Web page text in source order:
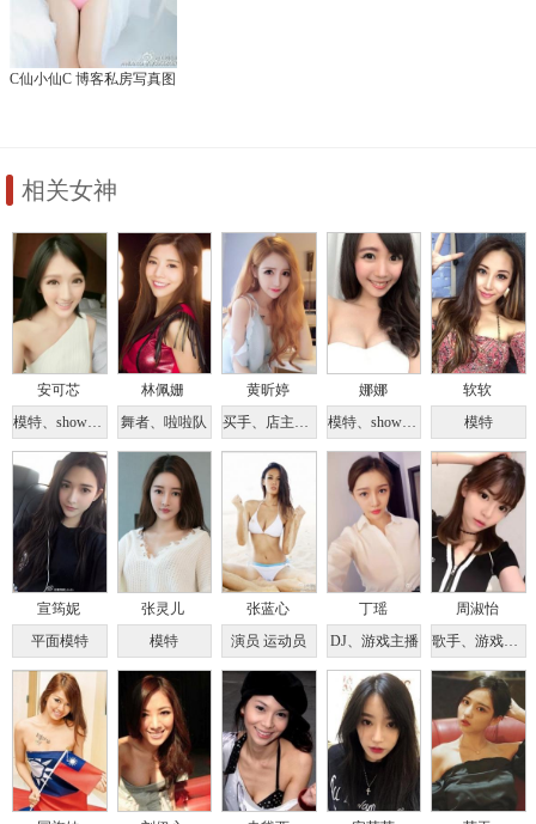
C仙小仙C 博客私房写真图
相关女神
安可芯
模特、showgirl
林佩姗
舞者、啦啦队
黄昕婷
买手、店主、模特
娜娜
模特、showgirl、钢琴教师、教师助理
软软
模特
宣筠妮
平面模特
张灵儿
模特
张蓝心
演员 运动员
丁瑶
DJ、游戏主播
周淑怡
歌手、游戏解说员